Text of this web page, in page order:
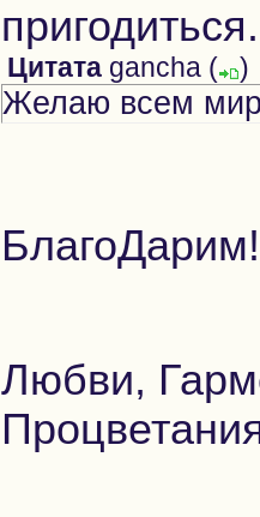
Цитата gancha ( )
Желаю всем
Любви,